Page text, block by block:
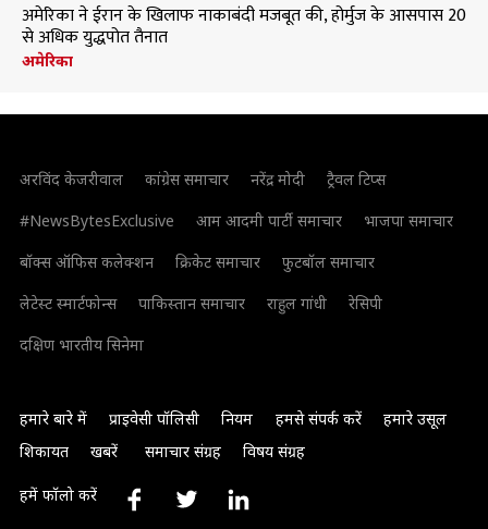
अमेरिका ने ईरान के खिलाफ नाकाबंदी मजबूत की, होर्मुज के आसपास 20
से अधिक युद्धपोत तैनात
अमेरिका
अरविंद केजरीवाल कांग्रेस समाचार नरेंद्र मोदी
ट्रैवल टिप्स
#NewsBytesExclusive
आम आदमी पार्टी समाचार
भाजपा समाचार
बॉक्स ऑफिस कलेक्शन
क्रिकेट समाचार
फुटबॉल समाचार
लेटेस्ट स्मार्टफोन्स
पाकिस्तान समाचार राहुल गांधी
रेसिपी
दक्षिण भारतीय सिनेमा
हमारे बारे में प्राइवेसी पॉलिसी नियम हमसे संपर्क करें
हमारे उसूल
शिकायत
खबरें समाचार संग्रह विषय संग्रह
हमें फॉलो करें